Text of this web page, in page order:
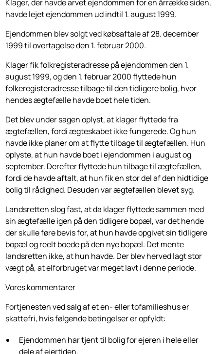
Klager, der havde arvet ejendommen for en årrække siden,
havde lejet ejendommen ud indtil 1. august 1999.
Ejendommen blev solgt ved købsaftale af 28. december
1999 til overtagelse den 1. februar 2000.
Klager fik folkregisteradresse på ejendommen den 1.
august 1999, og den 1. februar 2000 flyttede hun
folkeregisteradresse tilbage til den tidligere bolig, hvor
hendes ægtefælle havde boet hele tiden.
Det blev under sagen oplyst, at klager flyttede fra
ægtefællen, fordi ægteskabet ikke fungerede. Og hun
havde ikke planer om at flytte tilbage til ægtefællen. Hun
oplyste, at hun havde boet i ejendommen i august og
september. Derefter flyttede hun tilbage til ægtefællen,
fordi de havde aftalt, at hun fik en stor del af den hidtidige
bolig til rådighed. Desuden var ægtefællen blevet syg.
Landsretten slog fast, at da klager flyttede sammen med
sin ægtefælle igen på den tidligere bopæl, var det hende
der skulle føre bevis for, at hun havde opgivet sin tidligere
bopæl og reelt boede på den nye bopæl. Det mente
landsretten ikke, at hun havde. Der blev herved lagt stor
vægt på, at elforbruget var meget lavt i denne periode.
Vores kommentarer
Fortjenesten ved salg af et en- eller tofamilieshus er
skattefri, hvis følgende betingelser er opfyldt:
Ejendommen har tjent til bolig for ejeren i hele eller
dele af ejertiden.